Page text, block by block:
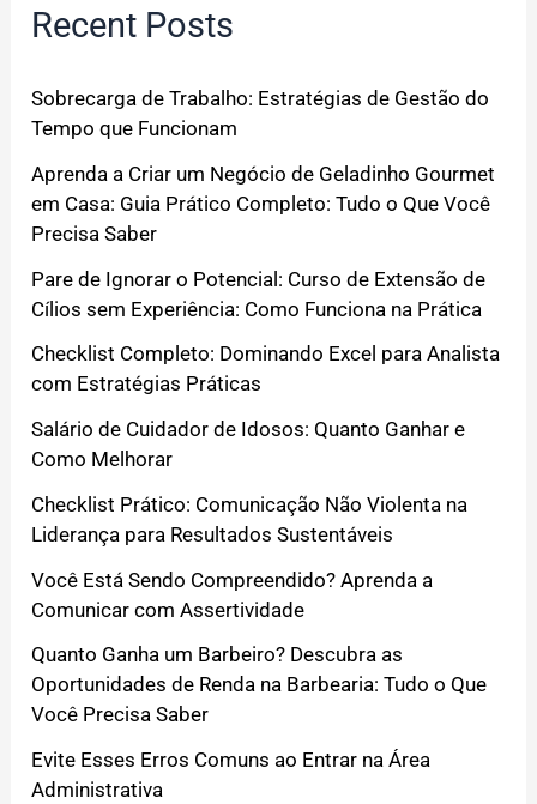
Recent Posts
Sobrecarga de Trabalho: Estratégias de Gestão do
Tempo que Funcionam
Aprenda a Criar um Negócio de Geladinho Gourmet
em Casa: Guia Prático Completo: Tudo o Que Você
Precisa Saber
Pare de Ignorar o Potencial: Curso de Extensão de
Cílios sem Experiência: Como Funciona na Prática
Checklist Completo: Dominando Excel para Analista
com Estratégias Práticas
Salário de Cuidador de Idosos: Quanto Ganhar e
Como Melhorar
Checklist Prático: Comunicação Não Violenta na
Liderança para Resultados Sustentáveis
Você Está Sendo Compreendido? Aprenda a
Comunicar com Assertividade
Quanto Ganha um Barbeiro? Descubra as
Oportunidades de Renda na Barbearia: Tudo o Que
Você Precisa Saber
Evite Esses Erros Comuns ao Entrar na Área
Administrativa